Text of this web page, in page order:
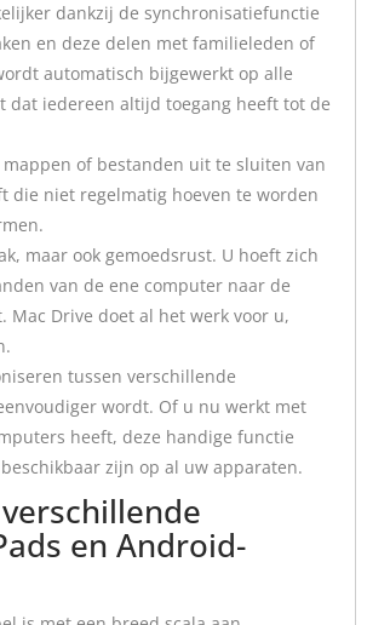
dankzij de synchronisatiefunctie
en deze delen met familieleden of
automatisch bijgewerkt op alle
dat iedereen altijd toegang heeft tot de
of bestanden uit te sluiten van
die niet regelmatig hoeven te worden
maar ook gemoedsrust. U hoeft zich
van de ene computer naar de
Drive doet al het werk voor u,
tussen verschillende
wordt. Of u nu werkt met
heeft, deze handige functie
zijn op al uw apparaten.
en Android-